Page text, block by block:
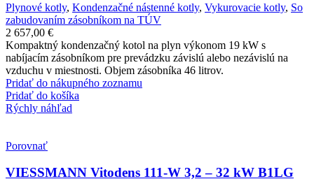
Plynové kotly, Kondenzačné nástenné kotly, Vykurovacie kotly, So
zabudovaním zásobníkom na TÚV
2 657,00 €
Kompaktný kondenzačný kotol na plyn výkonom 19 kW s
nabíjacím zásobníkom pre prevádzku závislú alebo nezávislú na
vzduchu v miestnosti. Objem zásobníka 46 litrov.
Pridať do nákupného zoznamu
Pridať do košíka
Rýchly náhľad
Porovnať
VIESSMANN Vitodens 111-W 3,2 – 32 kW B1LG